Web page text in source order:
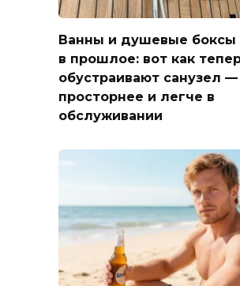
Ванны и душевые боксы
в прошлое: вот как
обустраивают санузел —
просторнее и легче в
обслуживании